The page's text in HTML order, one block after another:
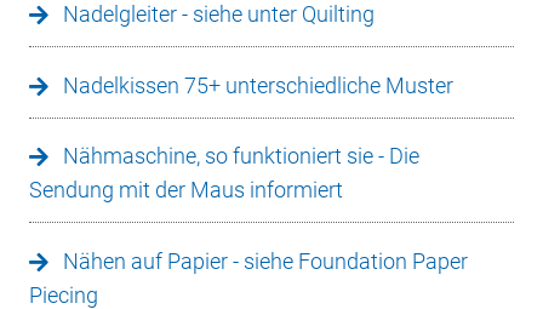
Nadelgleiter - siehe unter Quilting
Nadelkissen 75+ unterschiedliche Muster
Nähmaschine, so funktioniert sie - Die
Sendung mit der Maus informiert
Nähen auf Papier - siehe Foundation Paper
Piecing